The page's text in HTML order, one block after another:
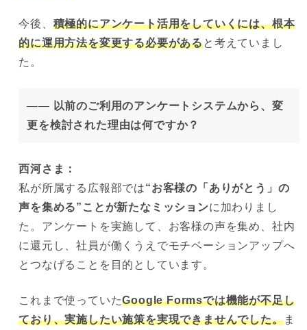
今後、 積極的にアンケート活用をしていくには、根本
的に運用方法を変更する必要があると考えていまし
た。
—— 以前のご利用のアンケートシステムから、変
更を検討された理由は何ですか？
西河さま：
私が所属する広報部では“お客様の「ありがとう」の
声を集める”ことが新たなミッションに加わりまし
た。アンケートを実施して、お客様の声を集め、社内
に還元し、社員が働くうえでモチベーションアップへ
とつなげることを目的としています。
これまで使っていたGoogle Formsでは機能が不足し
ており、実施したい施策を実現できませんでした。ま